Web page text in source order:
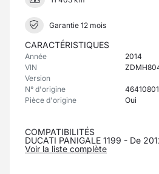
Garantie 12 mois
CARACTÉRISTIQUES
Année
2014
VIN
Version
N° d'origine
Pièce d'origine
Oui
COMPATIBILITÉS
DUCATI PANIGALE 1199 - De
Voir la liste complète